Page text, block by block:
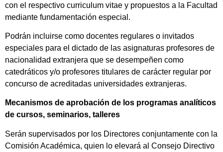
con el respectivo curriculum vitae y propuestos a la Facultad
mediante fundamentación especial.
Podrán incluirse como docentes regulares o invitados
especiales para el dictado de las asignaturas profesores de
nacionalidad extranjera que se desempeñen como
catedráticos y/o profesores titulares de carácter regular por
concurso de acreditadas universidades extranjeras.
Mecanismos de aprobación de los programas analíticos
de cursos, seminarios, talleres
Serán supervisados por los Directores conjuntamente con la
Comisión Académica, quien lo elevará al Consejo Directivo